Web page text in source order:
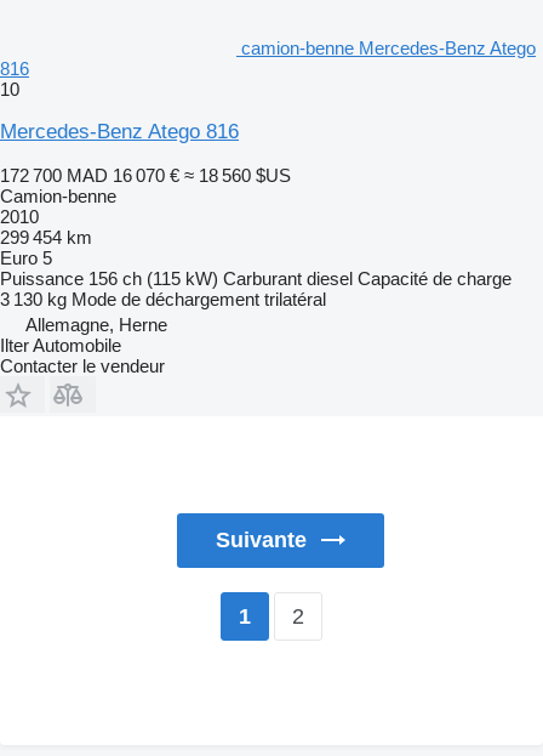
camion-benne Mercedes-Benz Atego
816
10
Mercedes-Benz Atego 816
172 700 MAD 16 070 € ≈ 18 560 $US
Camion-benne
2010
299 454 km
Euro 5
Puissance 156 ch (115 kW) Carburant diesel Capacité de charge
3 130 kg Mode de déchargement trilatéral
Allemagne, Herne
Ilter Automobile
Contacter le vendeur
Suivante
1 2